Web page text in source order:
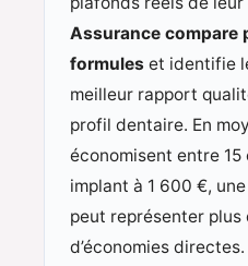
Assurance compare
formules et identifie
meilleur rapport
profil dentaire. En
économisent entre
implant à 1 600 €,
peut représenter
d’économies directes.